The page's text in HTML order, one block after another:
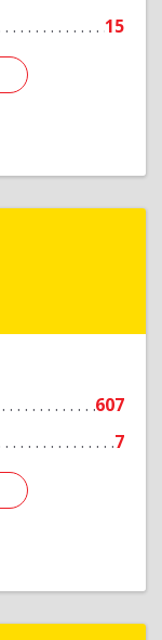
15
607
7